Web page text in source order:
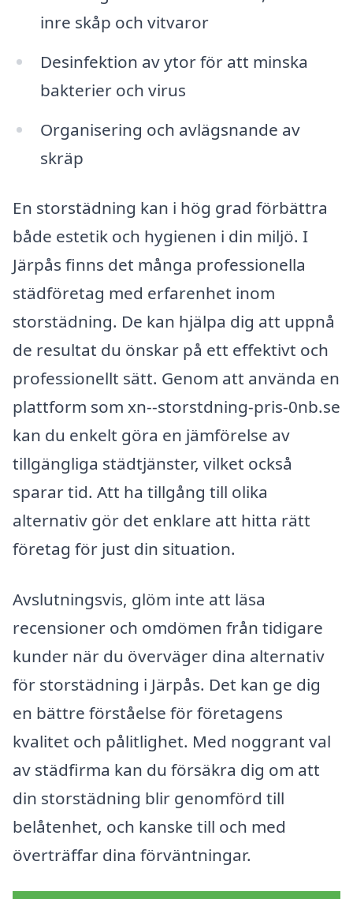
inre skåp och vitvaror
Desinfektion av ytor för att minska
bakterier och virus
Organisering och avlägsnande av
skräp
En storstädning kan i hög grad förbättra
både estetik och hygienen i din miljö. I
Järpås finns det många professionella
städföretag med erfarenhet inom
storstädning. De kan hjälpa dig att uppnå
de resultat du önskar på ett effektivt och
professionellt sätt. Genom att använda en
plattform som xn--storstdning-pris-0nb.se
kan du enkelt göra en jämförelse av
tillgängliga städtjänster, vilket också
sparar tid. Att ha tillgång till olika
alternativ gör det enklare att hitta rätt
företag för just din situation.
Avslutningsvis, glöm inte att läsa
recensioner och omdömen från tidigare
kunder när du överväger dina alternativ
för storstädning i Järpås. Det kan ge dig
en bättre förståelse för företagens
kvalitet och pålitlighet. Med noggrant val
av städfirma kan du försäkra dig om att
din storstädning blir genomförd till
belåtenhet, och kanske till och med
överträffar dina förväntningar.